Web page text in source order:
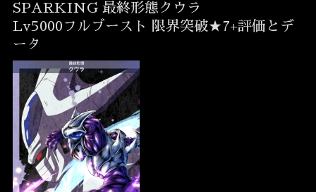
SPARKING 最終形態クウラ
Lv5000フルブースト 限界突破★7+評価とデ
ータ